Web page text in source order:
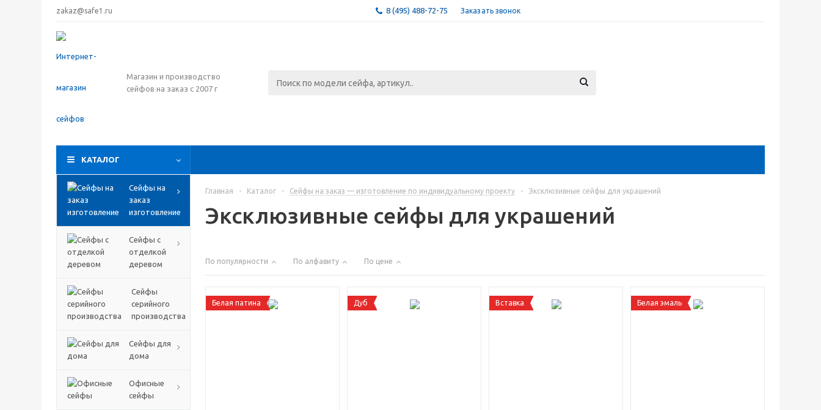
zakaz@safe1.ru 8 (495) 488-72-75 Заказать звонок
Магазин и производство
сейфов на заказ с 2007 г
КАТАЛОГ
Сейфы на
заказ
изготовление
Сейфы с
отделкой
деревом
Сейфы
серийного
производства
Сейфы для
дома
Офисные
сейфы
Главная - Каталог - Сейфы на заказ — изготовление по индивидуальному проекту - Эксклюзивные сейфы для украшений
Эксклюзивные сейфы для украшений
По популярности По алфавиту По цене
Белая патина Дуб Вставка Белая эмаль